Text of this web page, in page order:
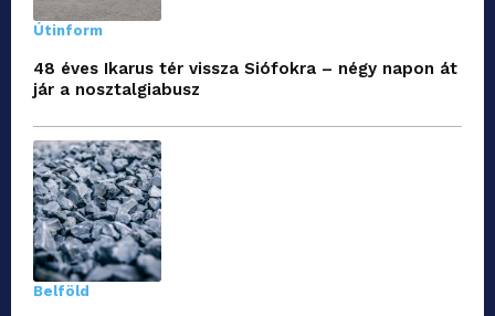
Útinform
48 éves Ikarus tér vissza Siófokra – négy napon át
jár a nosztalgiabusz
Belföld